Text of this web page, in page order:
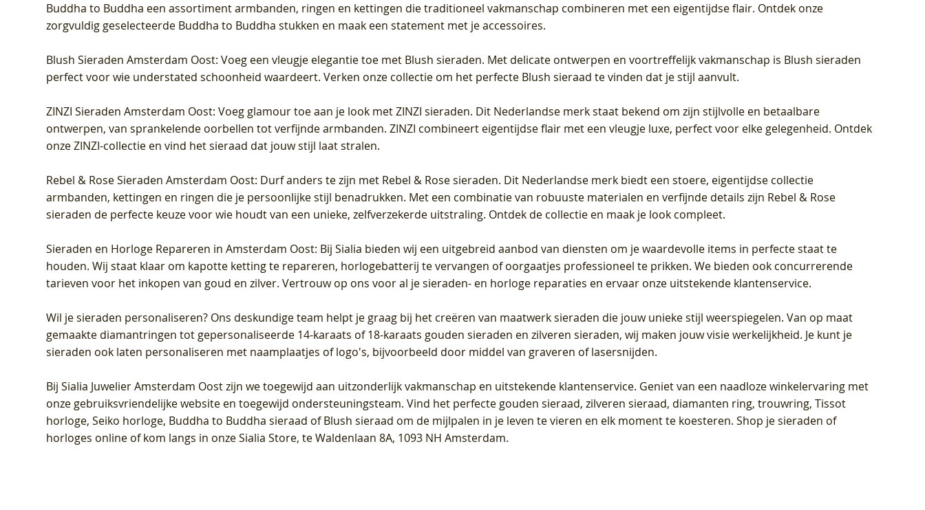
Buddha to Buddha een assortiment armbanden, ringen en kettingen die traditioneel vakmanschap combineren met een eigentijdse flair. Ontdek onze
zorgvuldig geselecteerde Buddha to Buddha stukken en maak een statement met je accessoires.
Blush Sieraden Amsterdam Oost: Voeg een vleugje elegantie toe met Blush sieraden. Met delicate ontwerpen en voortreffelijk vakmanschap is Blush sieraden
perfect voor wie understated schoonheid waardeert. Verken onze collectie om het perfecte Blush sieraad te vinden dat je stijl aanvult.
ZINZI Sieraden Amsterdam Oost: Voeg glamour toe aan je look met ZINZI sieraden. Dit Nederlandse merk staat bekend om zijn stijlvolle en betaalbare
ontwerpen, van sprankelende oorbellen tot verfijnde armbanden. ZINZI combineert eigentijdse flair met een vleugje luxe, perfect voor elke gelegenheid. Ontdek
onze ZINZI-collectie en vind het sieraad dat jouw stijl laat stralen.
Rebel & Rose Sieraden Amsterdam Oost: Durf anders te zijn met Rebel & Rose sieraden. Dit Nederlandse merk biedt een stoere, eigentijdse collectie
armbanden, kettingen en ringen die je persoonlijke stijl benadrukken. Met een combinatie van robuuste materialen en verfijnde details zijn Rebel & Rose
sieraden de perfecte keuze voor wie houdt van een unieke, zelfverzekerde uitstraling. Ontdek de collectie en maak je look compleet.
Sieraden en Horloge Repareren in Amsterdam Oost: Bij Sialia bieden wij een uitgebreid aanbod van diensten om je waardevolle items in perfecte staat te
houden. Wij staat klaar om kapotte ketting te repareren, horlogebatterij te vervangen of oorgaatjes professioneel te prikken. We bieden ook concurrerende
tarieven voor het inkopen van goud en zilver. Vertrouw op ons voor al je sieraden- en horloge reparaties en ervaar onze uitstekende klantenservice.
Wil je sieraden personaliseren? Ons deskundige team helpt je graag bij het creëren van maatwerk sieraden die jouw unieke stijl weerspiegelen. Van op maat
gemaakte diamantringen tot gepersonaliseerde 14-karaats of 18-karaats gouden sieraden en zilveren sieraden, wij maken jouw visie werkelijkheid. Je kunt je
sieraden ook laten personaliseren met naamplaatjes of logo's, bijvoorbeeld door middel van graveren of lasersnijden.
BijSialia Juwelier Amsterdam Oostzijn we toegewijd aan uitzonderlijk vakmanschap en uitstekende klantenservice. Geniet van een naadloze winkelervaring met
onze gebruiksvriendelijke website en toegewijd ondersteuningsteam. Vind het perfecte gouden sieraad, zilveren sieraad, diamanten ring, trouwring, Tissot
horloge, Seiko horloge, Buddha to Buddha sieraad of Blush sieraad om de mijlpalen in je leven te vieren en elk moment te koesteren. Shop je sieraden of
horloges online of kom langs in onze Sialia Store, te Waldenlaan 8A, 1093 NH Amsterdam.